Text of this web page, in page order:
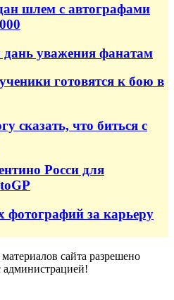
шлем с автографами
дань уважения фанатам
готовятся к бою в
сказать, что биться с
Росси для
фотографий за карьеру
сайта разрешено
администрацией!